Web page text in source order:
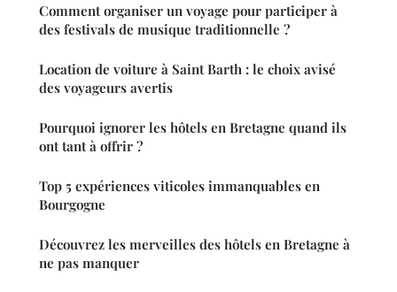
Comment organiser un voyage pour participer à
des festivals de musique traditionnelle ?
Location de voiture à Saint Barth : le choix avisé
des voyageurs avertis
Pourquoi ignorer les hôtels en Bretagne quand ils
ont tant à offrir ?
Top 5 expériences viticoles immanquables en
Bourgogne
Découvrez les merveilles des hôtels en Bretagne à
ne pas manquer